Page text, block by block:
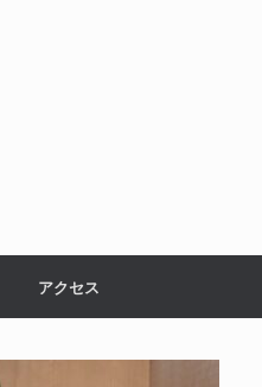
アクセス